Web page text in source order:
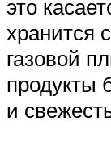
это
хранится
газовой
продукты
и